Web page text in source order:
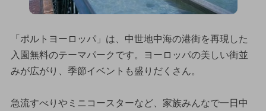
「ポルトヨーロッパ」は、中世地中海の港街を再現した
入園無料のテーマパークです。ヨーロッパの美しい街並
みが広がり、季節イベントも盛りだくさん。
急流すべりやミニコースターなど、家族みんなで一日中